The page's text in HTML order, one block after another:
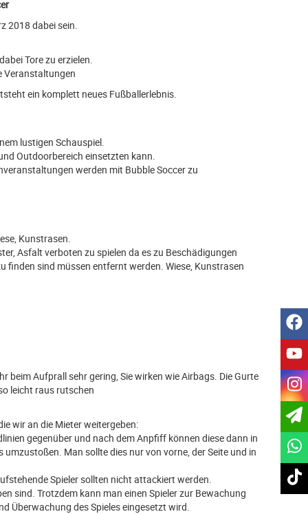
2018 dabei sein.
Tore zu erzielen.
Veranstaltungen
ein komplett neues Fußballerlebnis.
lustigen Schauspiel.
Outdoorbereich einsetzten kann.
werden mit Bubble Soccer zu
Kunstrasen.
Asfalt verboten zu spielen da es zu Beschädigungen
finden sind müssen entfernt werden. Wiese, Kunstrasen
Aufprall sehr gering, Sie wirken wie Airbags. Die Gurte
leicht raus rutschen
wir an die Mieter weitergeben:
gegenüber und nach dem Anpfiff können diese dann in
Man sollte dies nur von vorne, der Seite und in
Spieler sollten nicht attackiert werden.
sind. Trotzdem kann man einen Spieler zur Bewachung
Überwachung des Spieles eingesetzt wird.